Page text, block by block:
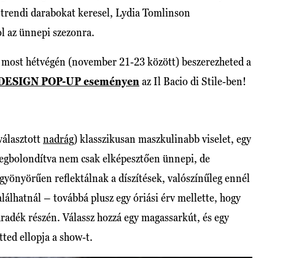
darabokat keresel, Lydia Tomlinson
az ünnepi szezonra.
hétvégén (november 21-23 között) beszerezheted a
POP-UP eseményen az Il Bacio di Stile-ben!
nadrág) klasszikusan maszkulinabb viselet, egy
nem csak elképesztően ünnepi, de
reflektálnak a díszítések, valószínűleg ennél
– továbbá plusz egy óriási érv mellette, hogy
részén. Válassz hozzá egy magassarkút, és egy
ellopja a show-t.